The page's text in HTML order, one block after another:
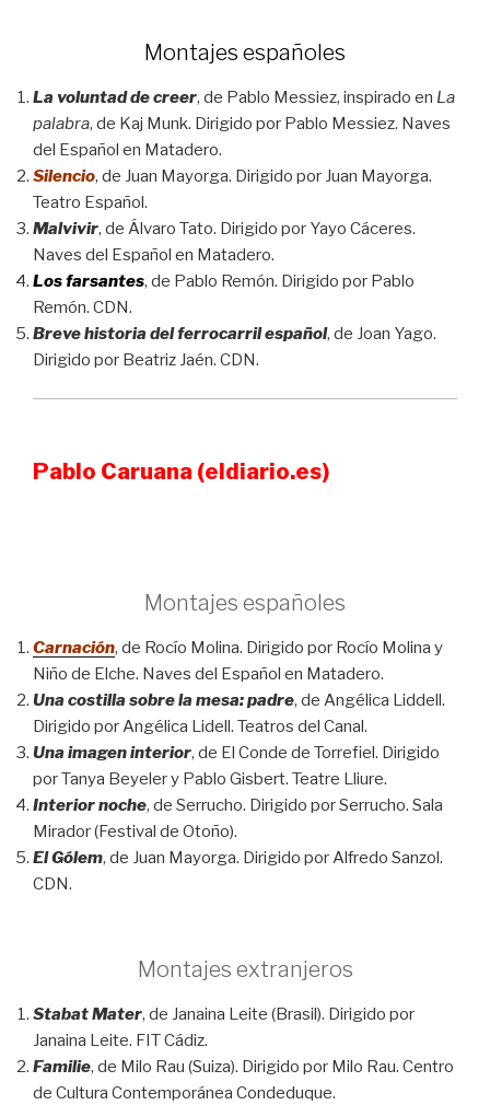
Montajes españoles
La voluntad de creer, de Pablo Messiez, inspirado en La
palabra, de Kaj Munk. Dirigido por Pablo Messiez. Naves
del Español en Matadero.
Silencio, de Juan Mayorga. Dirigido por Juan Mayorga.
Teatro Español.
Malvivir, de Álvaro Tato. Dirigido por Yayo Cáceres.
Naves del Español en Matadero.
Los farsantes, de Pablo Remón. Dirigido por Pablo
Remón. CDN.
Breve historia del ferrocarril español, de Joan Yago.
Dirigido por Beatriz Jaén. CDN.
Pablo Caruana (eldiario.es)
Montajes españoles
Carnación, de Rocío Molina. Dirigido por Rocío Molina y
Niño de Elche. Naves del Español en Matadero.
Una costilla sobre la mesa: padre, de Angélica Liddell.
Dirigido por Angélica Lidell. Teatros del Canal.
Una imagen interior, de El Conde de Torrefiel. Dirigido
por Tanya Beyeler y Pablo Gisbert. Teatre Lliure.
Interior noche, de Serrucho. Dirigido por Serrucho. Sala
Mirador (Festival de Otoño).
El Gólem, de Juan Mayorga. Dirigido por Alfredo Sanzol.
CDN.
Montajes extranjeros
Stabat Mater, de Janaina Leite (Brasil). Dirigido por
Janaina Leite. FIT Cádiz.
Familie, de Milo Rau (Suiza). Dirigido por Milo Rau. Centro
de Cultura Contemporánea Condeduque.